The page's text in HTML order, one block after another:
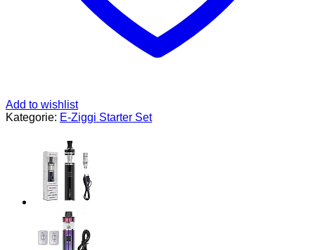
Add to wishlist
Kategorie: E-Ziggi Starter Set